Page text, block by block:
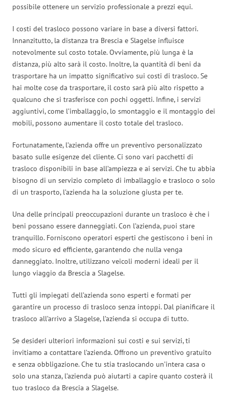
possibile ottenere un servizio professionale a prezzi equi.
I costi del trasloco possono variare in base a diversi fattori.
Innanzitutto, la distanza tra Brescia e Slagelse influisce
notevolmente sul costo totale. Ovviamente, più lunga è la
distanza, più alto sarà il costo. Inoltre, la quantità di beni da
trasportare ha un impatto significativo sui costi di trasloco. Se
hai molte cose da trasportare, il costo sarà più alto rispetto a
qualcuno che si trasferisce con pochi oggetti. Infine, i servizi
aggiuntivi, come l’imballaggio, lo smontaggio e il montaggio dei
mobili, possono aumentare il costo totale del trasloco.
Fortunatamente, l’azienda offre un preventivo personalizzato
basato sulle esigenze del cliente. Ci sono vari pacchetti di
trasloco disponibili in base all’ampiezza e ai servizi. Che tu abbia
bisogno di un servizio completo di imballaggio e trasloco o solo
di un trasporto, l’azienda ha la soluzione giusta per te.
Una delle principali preoccupazioni durante un trasloco è che i
beni possano essere danneggiati. Con l’azienda, puoi stare
tranquillo. Forniscono operatori esperti che gestiscono i beni in
modo sicuro ed efficiente, garantendo che nulla venga
danneggiato. Inoltre, utilizzano veicoli moderni ideali per il
lungo viaggio da Brescia a Slagelse.
Tutti gli impiegati dell’azienda sono esperti e formati per
garantire un processo di trasloco senza intoppi. Dal pianificare il
trasloco all’arrivo a Slagelse, l’azienda si occupa di tutto.
Se desideri ulteriori informazioni sui costi e sui servizi, ti
invitiamo a contattare l’azienda. Offrono un preventivo gratuito
e senza obbligazione. Che tu stia traslocando un’intera casa o
solo una stanza, l’azienda può aiutarti a capire quanto costerà il
tuo trasloco da Brescia a Slagelse.